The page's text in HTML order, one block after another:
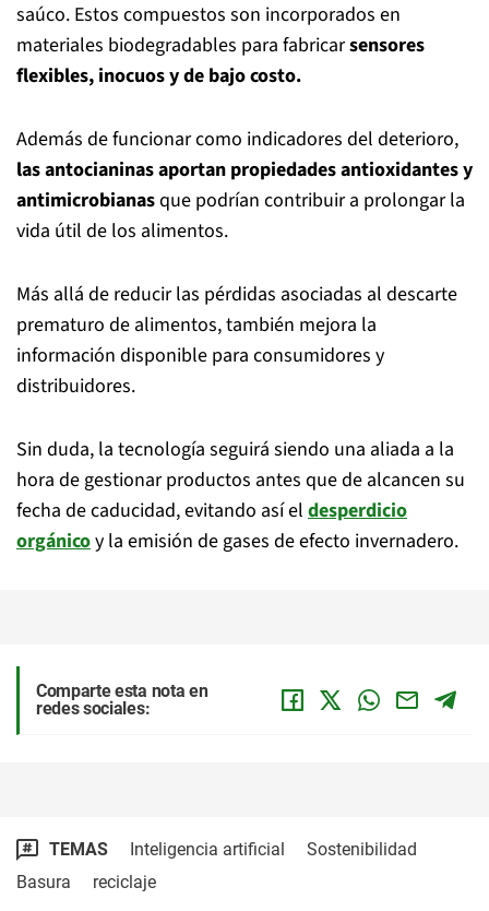
saúco. Estos compuestos son incorporados en
materiales biodegradables para fabricarsensores
flexibles, inocuos y de bajo costo.
Además de funcionar como indicadores del deterioro,
las antocianinas aportan propiedades antioxidantes y
antimicrobianasque podrían contribuir a prolongar la
vida útil de los alimentos.
Más allá de reducir las pérdidas asociadas al descarte
prematuro de alimentos, también mejora la
información disponible para consumidores y
distribuidores.
Sin duda, la tecnología seguirá siendo una aliada a la
hora de gestionar productos antes que de alcancen su
fecha de caducidad, evitando así el desperdicio
orgánicoy la emisión de gases de efecto invernadero.
Comparte esta nota en
redes sociales:
TEMAS Inteligencia artificial
Sostenibilidad
Basura
reciclaje